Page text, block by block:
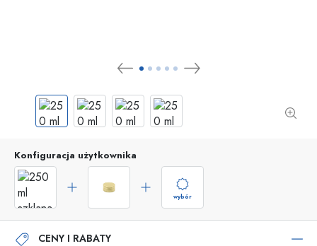
Konfiguracja użytkownika
wybór
CENY I RABATY